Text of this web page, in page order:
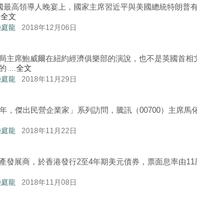
高領導人晚宴上，國家主席習近平與美國總統特朗普
全文
庭龍 2018年12月06日
主席鮑威爾在紐約經濟俱樂部的演說，也不是英國首相
...全文
庭龍 2018年11月29日
，傑出民營企業家」系列訪問，騰訊（00700）主席馬
庭龍 2018年11月22日
發展商，於香港發行2至4年期美元債券，票面息率由
庭龍 2018年11月08日